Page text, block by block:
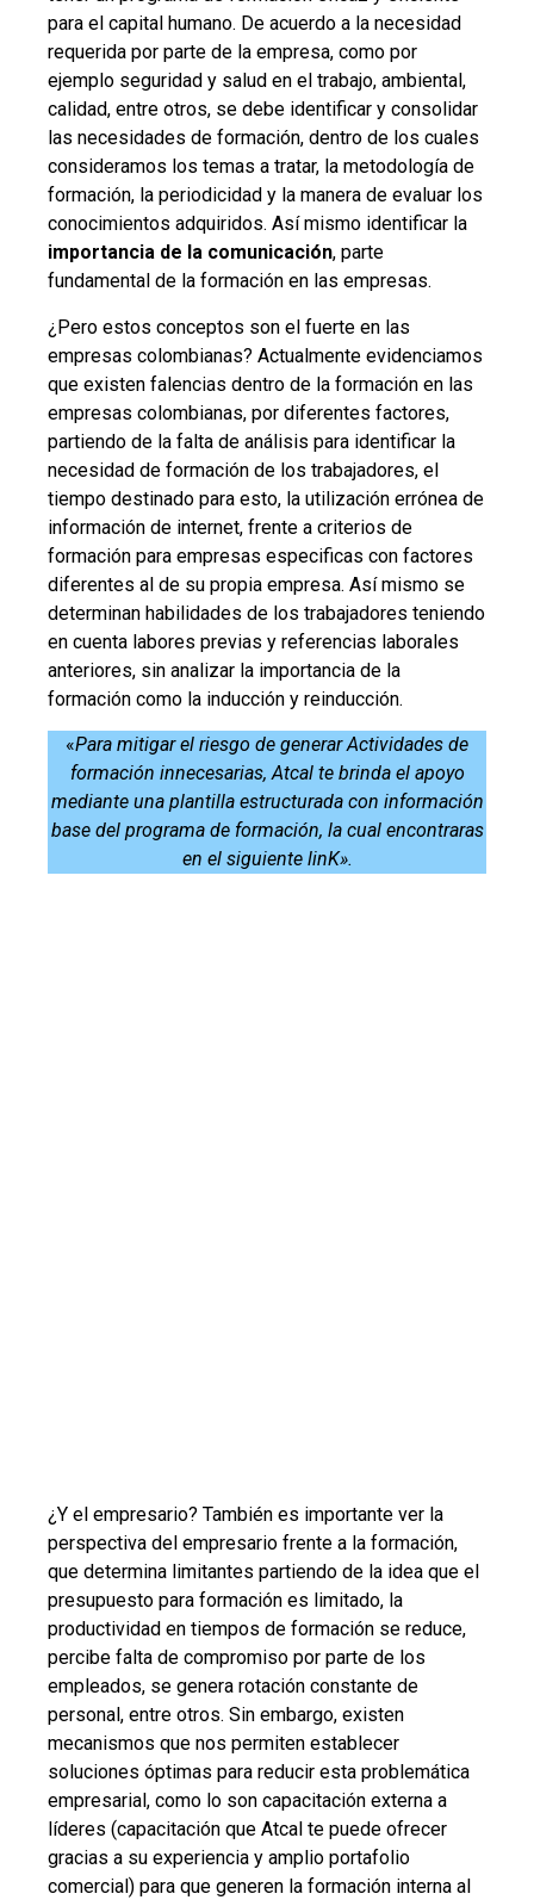
para el capital humano. De acuerdo a la necesidad
requerida por parte de la empresa, como por
ejemplo seguridad y salud en el trabajo, ambiental,
calidad, entre otros, se debe identificar y consolidar
las necesidades de formación, dentro de los cuales
consideramos los temas a tratar, la metodología de
formación, la periodicidad y la manera de evaluar los
conocimientos adquiridos. Así mismo identificar la
importancia de la comunicación, parte
fundamental de la formación en las empresas.
¿Pero estos conceptos son el fuerte en las
empresas colombianas? Actualmente evidenciamos
que existen falencias dentro de la formación en las
empresas colombianas, por diferentes factores,
partiendo de la falta de análisis para identificar la
necesidad de formación de los trabajadores, el
tiempo destinado para esto, la utilización errónea de
información de internet, frente a criterios de
formación para empresas especificas con factores
diferentes al de su propia empresa. Así mismo se
determinan habilidades de los trabajadores teniendo
en cuenta labores previas y referencias laborales
anteriores, sin analizar la importancia de la
formación como la inducción y reinducción.
«Para mitigar el riesgo de generar Actividades de
formación innecesarias, Atcal te brinda el apoyo
mediante una plantilla estructurada con información
base del programa de formación, la cual encontraras
en el siguiente linK».
¿Y el empresario? También es importante ver la
perspectiva del empresario frente a la formación,
que determina limitantes partiendo de la idea que el
presupuesto para formación es limitado, la
productividad en tiempos de formación se reduce,
percibe falta de compromiso por parte de los
empleados, se genera rotación constante de
personal, entre otros. Sin embargo, existen
mecanismos que nos permiten establecer
soluciones óptimas para reducir esta problemática
empresarial, como lo son capacitación externa a
líderes (capacitación que Atcal te puede ofrecer
gracias a su experiencia y amplio portafolio
comercial) para que generen la formación interna al